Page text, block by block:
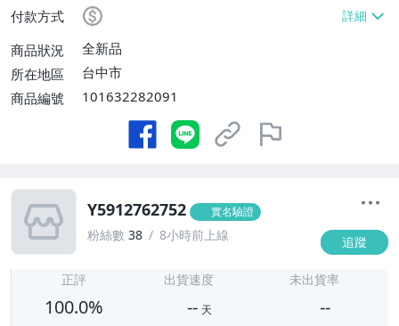
付款方式
商品狀況
全新品
所在地區
台中市
商品編號
101632282091
Y5912762752 實名驗證
粉絲數 38 8小時前上線 追蹤
正評
100.0%
出貨速度
-- 天
未出貨率
--